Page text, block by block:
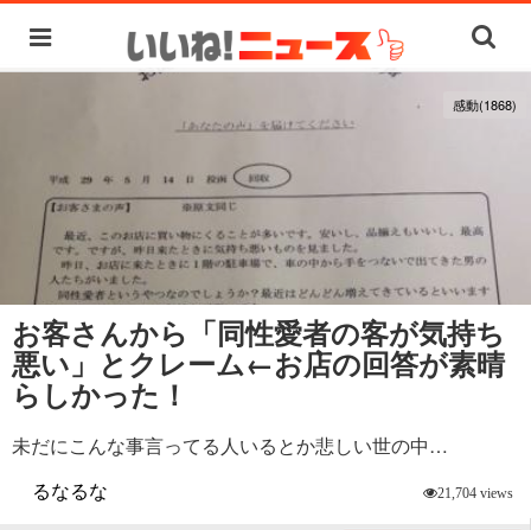
感動(1868)
お客さんから「同性愛者の客が気持ち
悪い」とクレーム←お店の回答が素晴
らしかった！
未だにこんな事言ってる人いるとか悲しい世の中…
るなるな
21,704 views